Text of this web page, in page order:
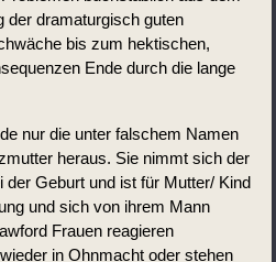
der dramaturgisch guten
bis zum hektischen,
Ende durch die lange
nur die unter falschem Namen
heraus. Sie nimmt sich der
der Geburt und ist für Mutter/ Kind
und sich von ihrem Mann
Frauen reagieren
in Ohnmacht oder stehen